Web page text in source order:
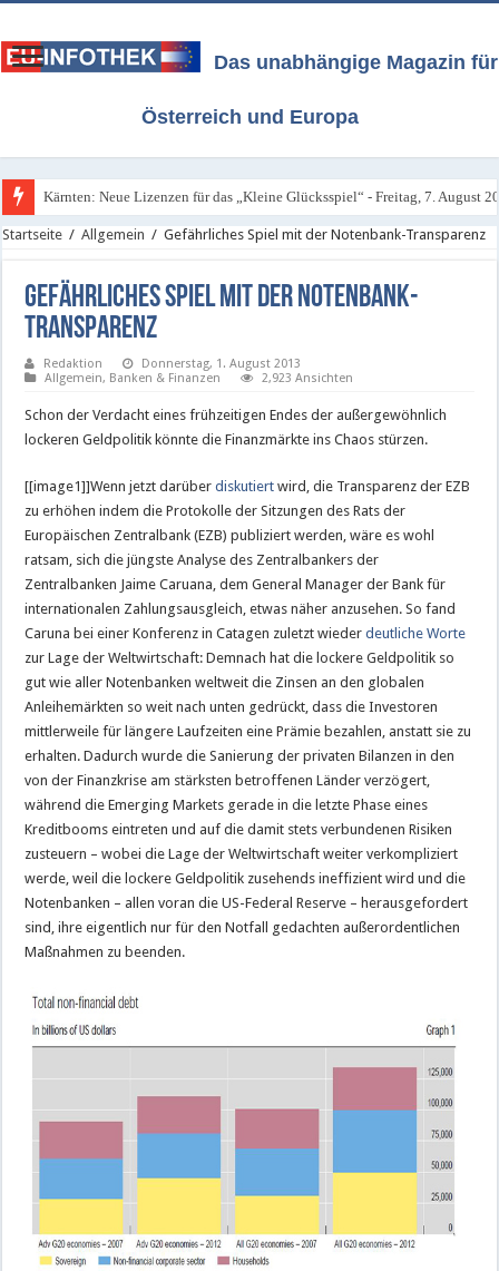
Das unabhängige Magazin für
Österreich und Europa
Kärnten: Neue Lizenzen für das „Kleine Glücksspiel“ - Freitag, 7. August
Startseite / Allgemein / Gefährliches Spiel mit der Notenbank-Transparenz
Gefährliches Spiel mit der Notenbank-
Transparenz
Redaktion
Donnerstag, 1. August 2013
Allgemein, Banken & Finanzen 2,923 Ansichten
Schon der Verdacht eines frühzeitigen Endes der außergewöhnlich
lockeren Geldpolitik könnte die Finanzmärkte ins Chaos stürzen.
[[image1]]Wenn jetzt darüberdiskutiert wird, die Transparenz der EZB
zu erhöhen indem die Protokolle der Sitzungen des Rats der
Europäischen Zentralbank (EZB) publiziert werden, wäre es wohl
ratsam, sich die jüngste Analyse des Zentralbankers der
Zentralbanken Jaime Caruana, dem General Manager der Bank für
internationalen Zahlungsausgleich, etwas näher anzusehen. So fand
Caruna bei einer Konferenz in Catagen zuletzt wiederdeutliche Worte
zur Lage der Weltwirtschaft: Demnach hat die lockere Geldpolitik so
gut wie aller Notenbanken weltweit die Zinsen an den globalen
Anleihemärkten so weit nach unten gedrückt, dass die Investoren
mittlerweile für längere Laufzeiten eine Prämie bezahlen, anstatt sie zu
erhalten. Dadurch wurde die Sanierung der privaten Bilanzen in den
von der Finanzkrise am stärksten betroffenen Länder verzögert,
während die Emerging Markets gerade in die letzte Phase eines
Kreditbooms eintreten und auf die damit stets verbundenen Risiken
zusteuern – wobei die Lage der Weltwirtschaft weiter verkompliziert
werde, weil die lockere Geldpolitik zusehends ineffizient wird und die
Notenbanken – allen voran die US-Federal Reserve – herausgefordert
sind, ihre eigentlich nur für den Notfall gedachten außerordentlichen
Maßnahmen zu beenden.